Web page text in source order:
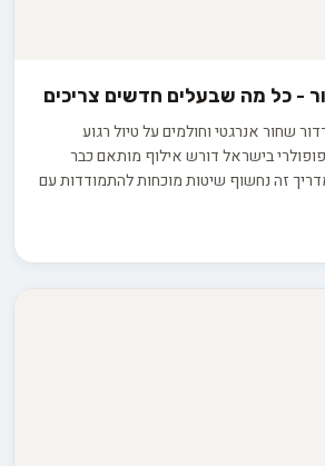
- כל מה שבעלים חדשים צריכים
שחור אנרגטי וחולמים על טיול רגוע
בישראל דורש אילוף מותאם כבר
זה נחשוף שיטות מוכחות להתמודדות עם